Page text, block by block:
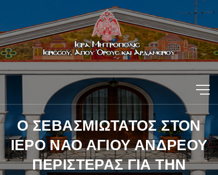
Ο ΣΕΒΑΣΜΙΩΤΑΤΟΣ ΣΤΟΝ
ΙΕΡΟ ΝΑΟ ΑΓΙΟΥ ΑΝΔΡΕΟΥ
ΠΕΡΙΣΤΕΡΑΣ ΓΙΑ ΤΗΝ